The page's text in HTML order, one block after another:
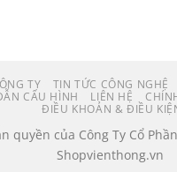
TY TIN TỨC CÔNG NGHỆ
CẤU HÌNH
LIÊN HỆ
ĐIỀU KHOẢN & ĐIỀU
quyền của Công Ty Cổ
Shopvienthong.vn